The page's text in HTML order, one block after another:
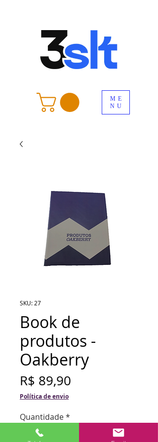
ME
NU
SKU: 27
Book de
produtos -
Oakberry
R$ 89,90
Política de envio
Quantidade*